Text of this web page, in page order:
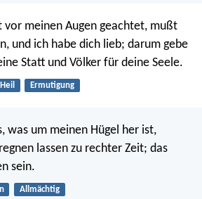
meinen Augen geachtet, mußt
und ich habe dich lieb; darum gebe
Statt und Völker für deine Seele.
Heil Ermutigung
was um meinen Hügel her ist,
lassen zu rechter Zeit; das
sein.
Allmächtig